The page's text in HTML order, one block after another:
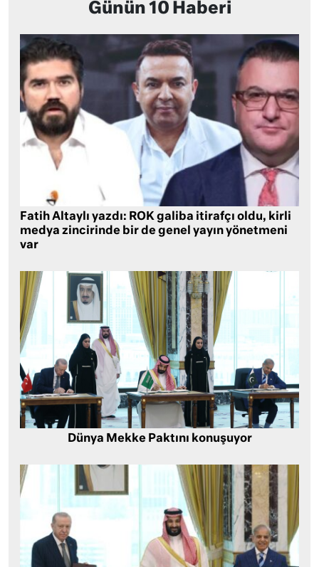
Günün 10 Haberi
Fatih Altaylı yazdı: ROK galiba itirafçı oldu, kirli
medya zincirinde bir de genel yayın yönetmeni
var
Dünya Mekke Paktını konuşuyor